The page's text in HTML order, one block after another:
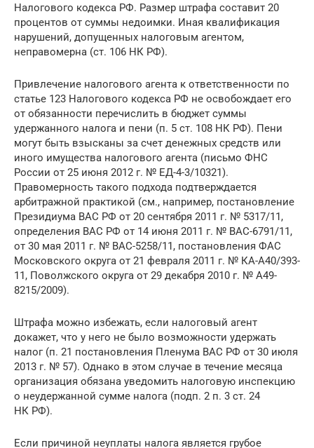
Налогового кодекса РФ. Размер штрафа составит 20
процентов от суммы недоимки. Иная квалификация
нарушений, допущенных налоговым агентом,
неправомерна (ст. 106 НК РФ).
Привлечение налогового агента к ответственности по
статье 123 Налогового кодекса РФ не освобождает его
от обязанности перечислить в бюджет суммы
удержанного налога и пени (п. 5 ст. 108 НК РФ). Пени
могут быть взысканы за счет денежных средств или
иного имущества налогового агента (письмо ФНС
России от 25 июня 2012 г. № ЕД-4-3/10321).
Правомерность такого подхода подтверждается
арбитражной практикой (см., например, постановление
Президиума ВАС РФ от 20 сентября 2011 г. № 5317/11,
определения ВАС РФ от 14 июня 2011 г. № ВАС-6791/11,
от 30 мая 2011 г. № ВАС-5258/11, постановления ФАС
Московского округа от 21 февраля 2011 г. № КА-А40/393-
11, Поволжского округа от 29 декабря 2010 г. № А49-
8215/2009).
Штрафа можно избежать, если налоговый агент
докажет, что у него не было возможности удержать
налог (п. 21 постановления Пленума ВАС РФ от 30 июля
2013 г. № 57). Однако в этом случае в течение месяца
организация обязана уведомить налоговую инспекцию
о неудержанной сумме налога (подп. 2 п. 3 ст. 24
НК РФ).
Если причиной неуплаты налога является грубое